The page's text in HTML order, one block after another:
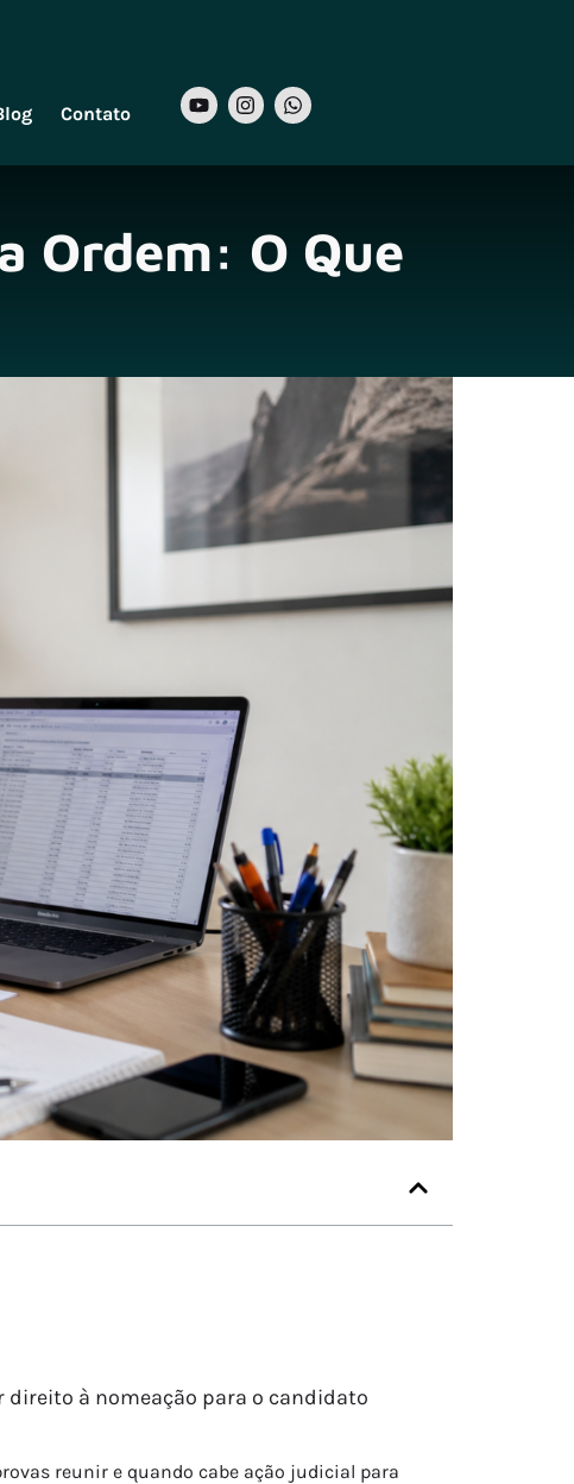
Contato
Ordem: O Que
à nomeação para o candidato
reunir e quando cabe ação judicial para